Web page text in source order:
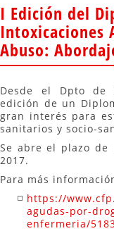
I Edición del
Intoxicaciones
Abuso:
Desde el Dpto de
edición de un
gran interés para
sanitarios y socio-
Se abre el plazo de
2017.
Para más
https://
agudas-por-
enfermeria/